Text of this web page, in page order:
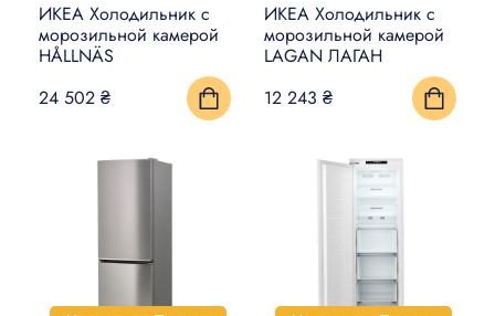
ИКЕА Холодильник с
морозильной камерой
HÅLLNÄS
24 502 ₴
ИКЕА Холодильник с
морозильной камерой
LAGAN ЛАГАН
12 243 ₴